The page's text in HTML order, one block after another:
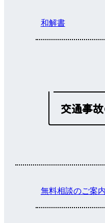
和解書
交通事
無料相談のご案内